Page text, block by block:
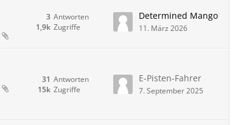
Antworten
3
Zugriffe
1,9k
Determined Mango
11. März 2026
Antworten
31
Zugriffe
15k
E-Pisten-Fahrer
7. September 2025